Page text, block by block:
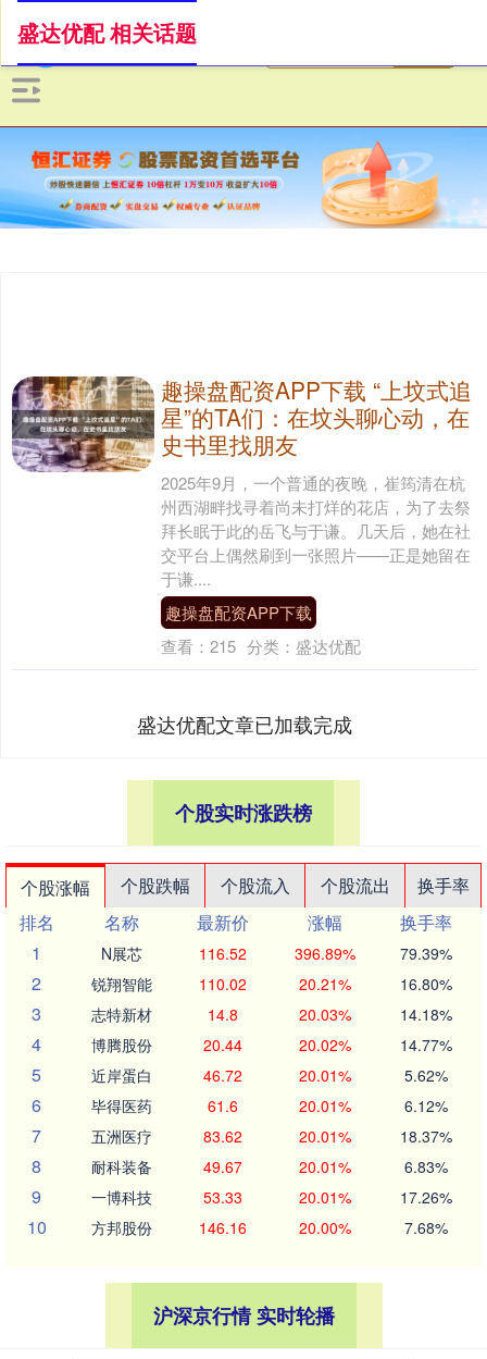
盛达优配 相关话题
趣操盘配资APP下载 “上坟式追
星”的TA们：在坟头聊心动，在
史书里找朋友
2025年9月，一个普通的夜晚，崔筠清在杭
州西湖畔找寻着尚未打烊的花店，为了去祭
拜长眠于此的岳飞与于谦。几天后，她在社
交平台上偶然刷到一张照片——正是她留在
于谦....
趣操盘配资APP下载
查看： 215 分类： 盛达优配
盛达优配文章已加载完成
个股实时涨跌榜
个股涨幅 个股跌幅 个股流入 个股流出
换手率
排名
名称 最新价 涨幅
换手率
1
N展芯 116.52 396.89% 79.39%
2 锐翔智能 110.02 20.21% 16.80%
3 志特新材 14.8 20.03% 14.18%
4 博腾股份 20.44 20.02% 14.77%
5 近岸蛋白 46.72 20.01% 5.62%
6 毕得医药 61.6 20.01% 6.12%
7 五洲医疗 83.62 20.01% 18.37%
8 耐科装备 49.67 20.01% 6.83%
9 一博科技 53.33 20.01% 17.26%
10 方邦股份 146.16 20.00% 7.68%
沪深京行情 实时轮播